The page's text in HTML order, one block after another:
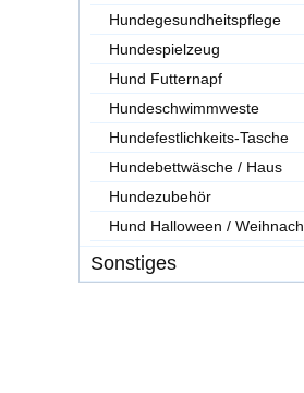
Hundegesundheitspflege
Hundespielzeug
Hund Futternapf
Hundeschwimmweste
Hundefestlichkeits-Tasche
Hundebettwäsche / Haus
Hundezubehör
Hund Halloween /
Sonstiges